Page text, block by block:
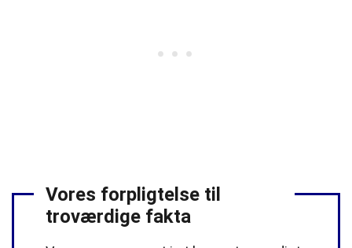
Vores forpligtelse til
troværdige fakta